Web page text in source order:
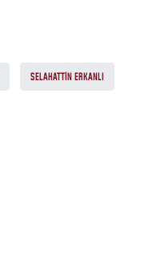
SELAHATTIN ERKANLI